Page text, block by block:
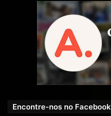
Encontre-nos no Facebook